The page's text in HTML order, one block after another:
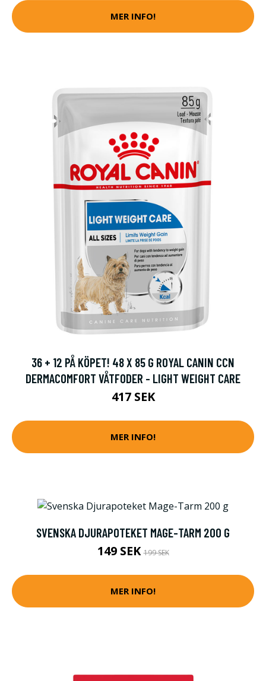
MER INFO!
36 + 12 PÅ KÖPET! 48 X 85 G ROYAL CANIN CCN
DERMACOMFORT VÅTFODER - LIGHT WEIGHT CARE
417 SEK
MER INFO!
SVENSKA DJURAPOTEKET MAGE-TARM 200 G
149 SEK199 SEK
MER INFO!